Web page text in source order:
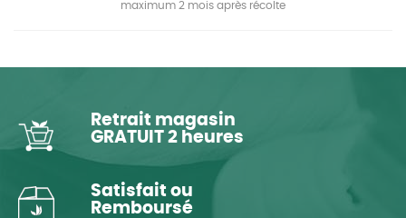
maximum 2 mois après récolte
Retrait magasin
GRATUIT 2 heures
Satisfait ou
Remboursé